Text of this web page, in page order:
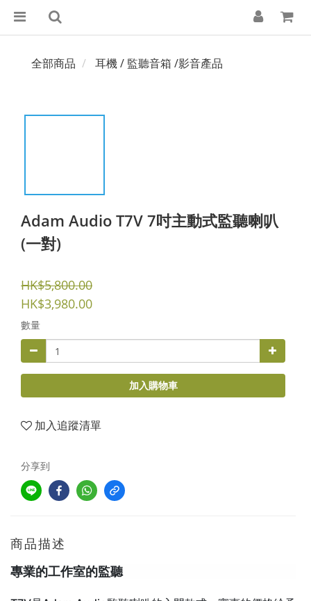
全部商品 耳機 / 監聽音箱 /影音產品
Adam Audio T7V 7吋主動式監聽喇叭
(一對)
HK$5,800.00
HK$3,980.00
數量
加入購物車
加入追蹤清單
分享到
商品描述
專業的工作室的監聽